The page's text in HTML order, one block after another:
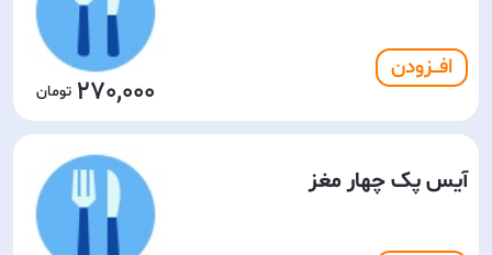
افـــزودن
270,000
آیس پک چهار مغز